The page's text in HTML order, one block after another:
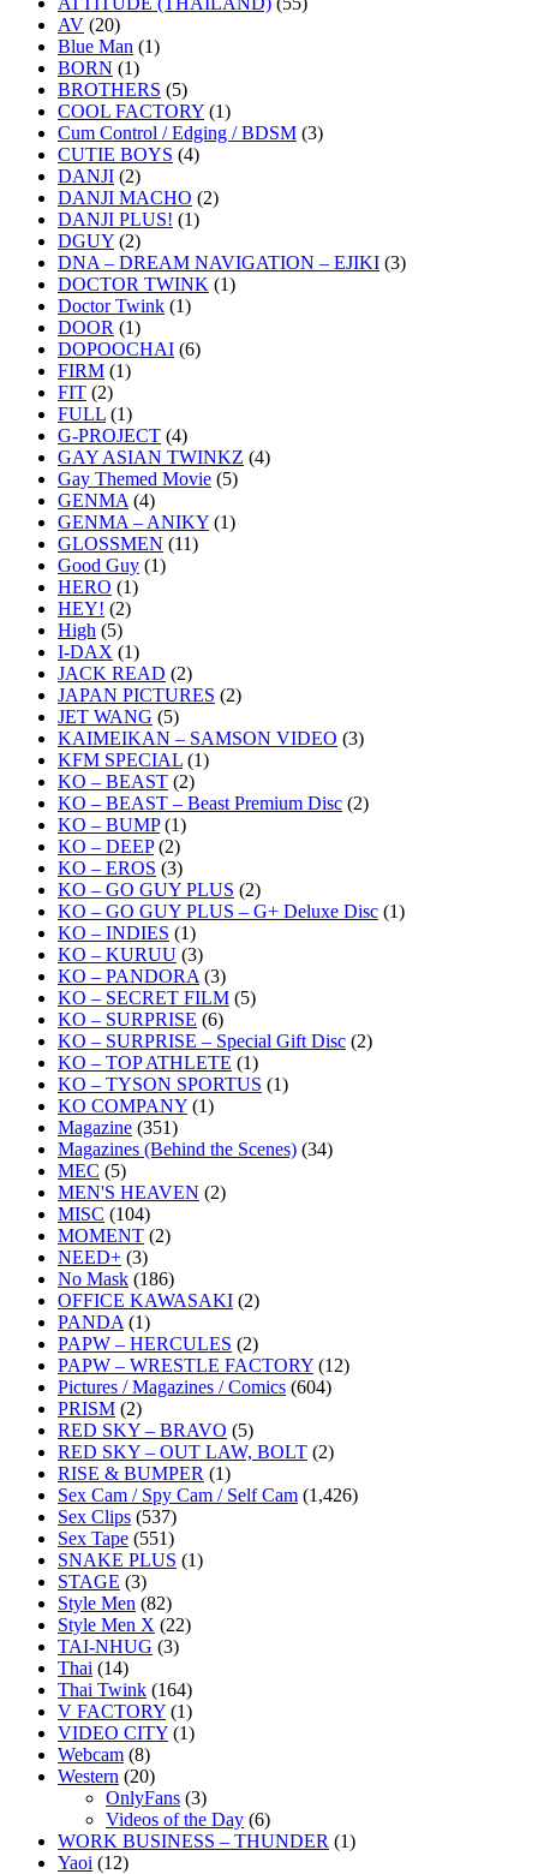
AV (20)
Blue Man (1)
BORN (1)
BROTHERS (5)
COOL FACTORY (1)
Cum Control / Edging / BDSM (3)
CUTIE BOYS (4)
DANJI (2)
DANJI MACHO (2)
DANJI PLUS! (1)
DGUY (2)
DNA – DREAM NAVIGATION – EJIKI (3)
DOCTOR TWINK (1)
Doctor Twink (1)
DOOR (1)
DOPOOCHAI (6)
FIRM (1)
FIT (2)
FULL (1)
G-PROJECT (4)
GAY ASIAN TWINKZ (4)
Gay Themed Movie (5)
GENMA (4)
GENMA – ANIKY (1)
GLOSSMEN (11)
Good Guy (1)
HERO (1)
HEY! (2)
High (5)
I-DAX (1)
JACK READ (2)
JAPAN PICTURES (2)
JET WANG (5)
KAIMEIKAN – SAMSON VIDEO (3)
KFM SPECIAL (1)
KO – BEAST (2)
KO – BEAST – Beast Premium Disc (2)
KO – BUMP(1)
KO – DEEP(2)
KO – EROS (3)
KO – GO GUY PLUS (2)
KO – GO GUY PLUS – G+ Deluxe Disc (1)
KO – INDIES (1)
KO – KURUU (3)
KO – PANDORA (3)
KO – SECRET FILM (5)
KO – SURPRISE (6)
KO – SURPRISE – Special Gift Disc (2)
KO – TOP ATHLETE (1)
KO – TYSON SPORTUS (1)
KO COMPANY (1)
Magazine (351)
Magazines (Behind the Scenes) (34)
MEC (5)
MEN'S HEAVEN (2)
MISC (104)
MOMENT (2)
NEED+ (3)
No Mask (186)
OFFICE KAWASAKI (2)
PANDA (1)
PAPW – HERCULES (2)
PAPW – WRESTLE FACTORY (12)
Pictures / Magazines / Comics (604)
PRISM (2)
RED SKY – BRAVO (5)
RED SKY – OUT LAW, BOLT (2)
RISE & BUMPER (1)
Sex Cam / Spy Cam / Self Cam (1,426)
Sex Clips (537)
Sex Tape (551)
SNAKE PLUS (1)
STAGE (3)
Style Men (82)
Style Men X (22)
TAI-NHUG (3)
Thai (14)
Thai Twink (164)
V FACTORY (1)
VIDEO CITY (1)
Webcam (8)
Western (20)
OnlyFans (3)
Videos of the Day (6)
WORK BUSINESS – THUNDER (1)
Yaoi (12)